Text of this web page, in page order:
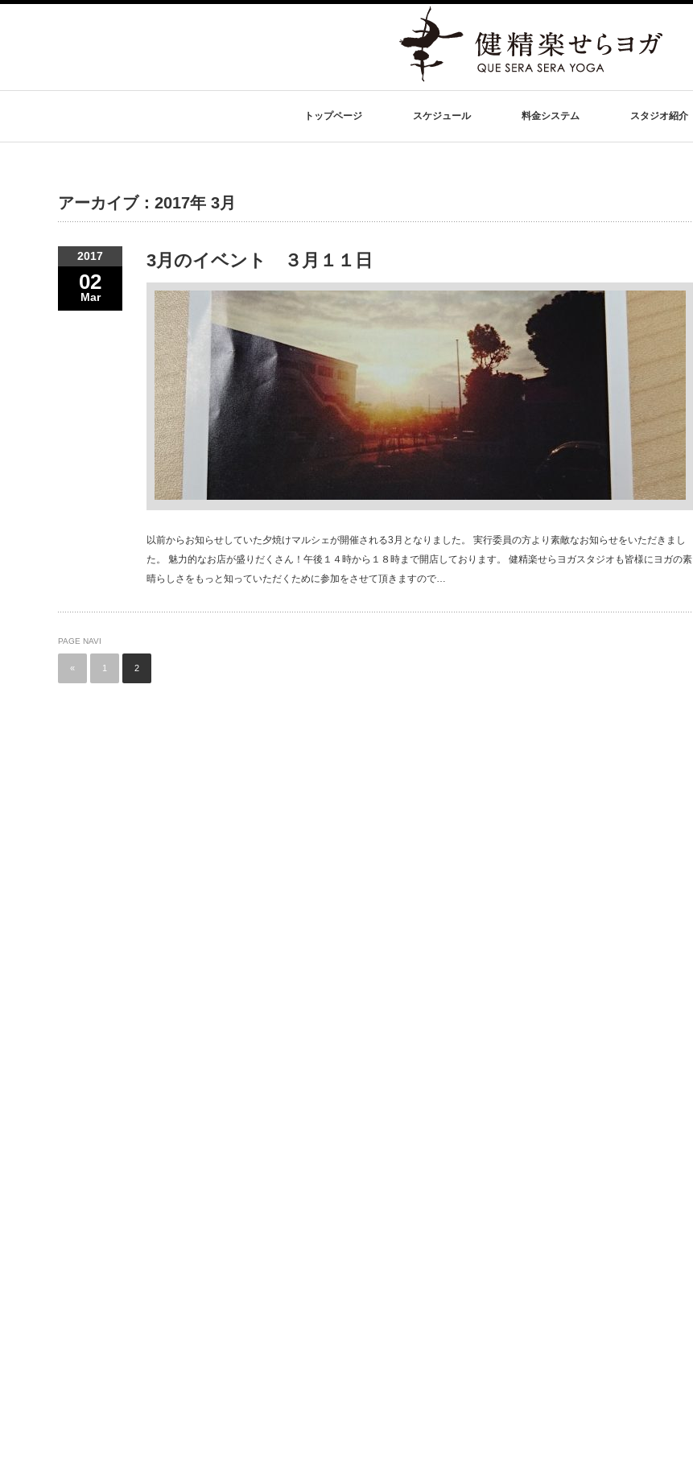
トップページ スケジュール 料金システム スタジオ紹介
アーカイブ：2017年 3月
2017
02
Mar
3月のイベント ３月１１日
以前からお知らせしていた夕焼けマルシェが開催される3月となりました。 実行委員の方より素敵なお知らせをいただきまし
た。 魅力的なお店が盛りだくさん！午後１４時から１８時まで開店しております。 健精楽せらヨガスタジオも皆様にヨガの素
晴らしさをもっと知っていただくために参加をさせて頂きますので…
PAGE NAVI
« 1 2